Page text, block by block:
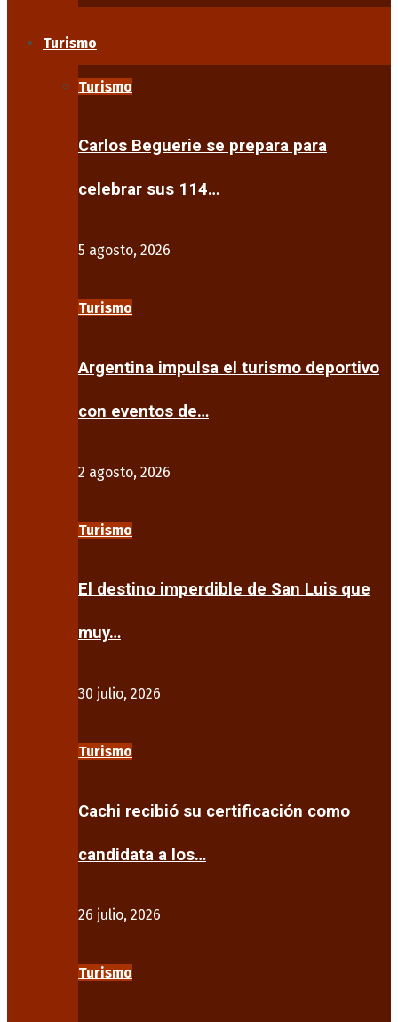
Turismo
Turismo
Carlos Beguerie se prepara para
celebrar sus 114…
5 agosto, 2026
Turismo
Argentina impulsa el turismo deportivo
con eventos de…
2 agosto, 2026
Turismo
El destino imperdible de San Luis que
muy…
30 julio, 2026
Turismo
Cachi recibió su certificación como
candidata a los…
26 julio, 2026
Turismo